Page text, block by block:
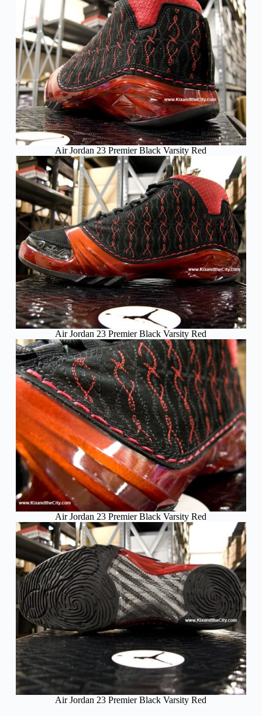
Air Jordan 23 Premier Black Varsity Red
Air Jordan 23 Premier Black Varsity Red
Air Jordan 23 Premier Black Varsity Red
Air Jordan 23 Premier Black Varsity Red